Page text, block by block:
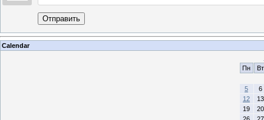
Отправить
Calendar
Пн
Вт
5
6
12
13
19
20